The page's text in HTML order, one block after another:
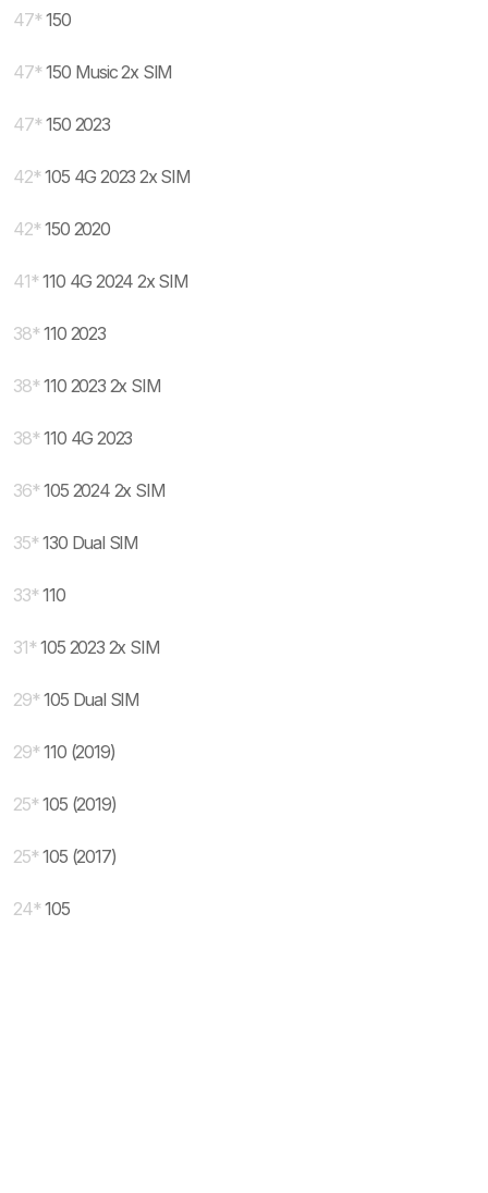
47* 150
47* 150 Music 2x SIM
47* 150 2023
42* 105 4G 2023 2x SIM
42* 150 2020
41* 110 4G 2024 2x SIM
38* 110 2023
38* 110 2023 2x SIM
38* 110 4G 2023
36* 105 2024 2x SIM
35* 130 Dual SIM
33* 110
31* 105 2023 2x SIM
29* 105 Dual SIM
29* 110 (2019)
25* 105 (2019)
25* 105 (2017)
24* 105